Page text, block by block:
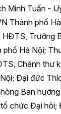
Minh Tuấn -
Thành phố
Trưởng
phố Hà Nội;
Chánh thư
Đại đức
Ban
chức Đại